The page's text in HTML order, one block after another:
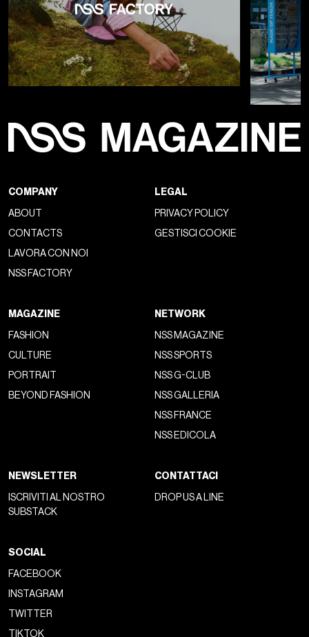
COMPANY
ABOUT
CONTACTS
LAVORA CON NOI
NSS FACTORY
LEGAL
PRIVACY POLICY
GESTISCI COOKIE
MAGAZINE
FASHION
CULTURE
PORTRAIT
BEYOND FASHION
NETWORK
NSS MAGAZINE
NSS SPORTS
NSS G-CLUB
NSS GALLERIA
NSS FRANCE
NSS EDICOLA
NEWSLETTER
ISCRIVITI AL NOSTRO
SUBSTACK
CONTATTACI
DROP US A LINE
SOCIAL
FACEBOOK
INSTAGRAM
TWITTER
TIKTOK